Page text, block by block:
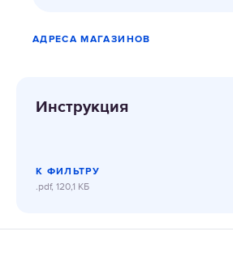
АДРЕСА МАГАЗИНОВ
Инструкция
К ФИЛЬТРУ
.pdf, 120,1 КБ